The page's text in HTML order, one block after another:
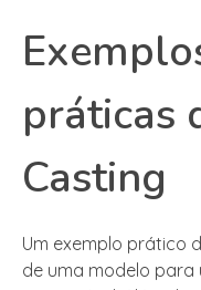
práticas
Casting
Um exemplo prático
de uma modelo